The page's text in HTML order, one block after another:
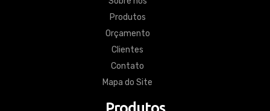
Produtos
Orçamento
Clientes
Contato
Mapa do Site